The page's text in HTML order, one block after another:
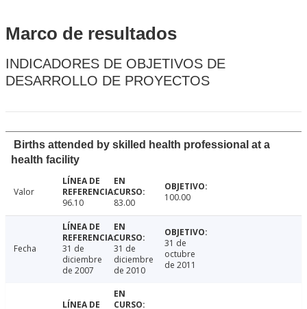
Marco de resultados
INDICADORES DE OBJETIVOS DE
DESARROLLO DE PROYECTOS
Births attended by skilled health professional at a
health facility
Valor
96.10
83.00 100.00
Fecha
31 de
diciembre
de 2007
31 de
diciembre
de 2010
31 de
octubre
de 2011